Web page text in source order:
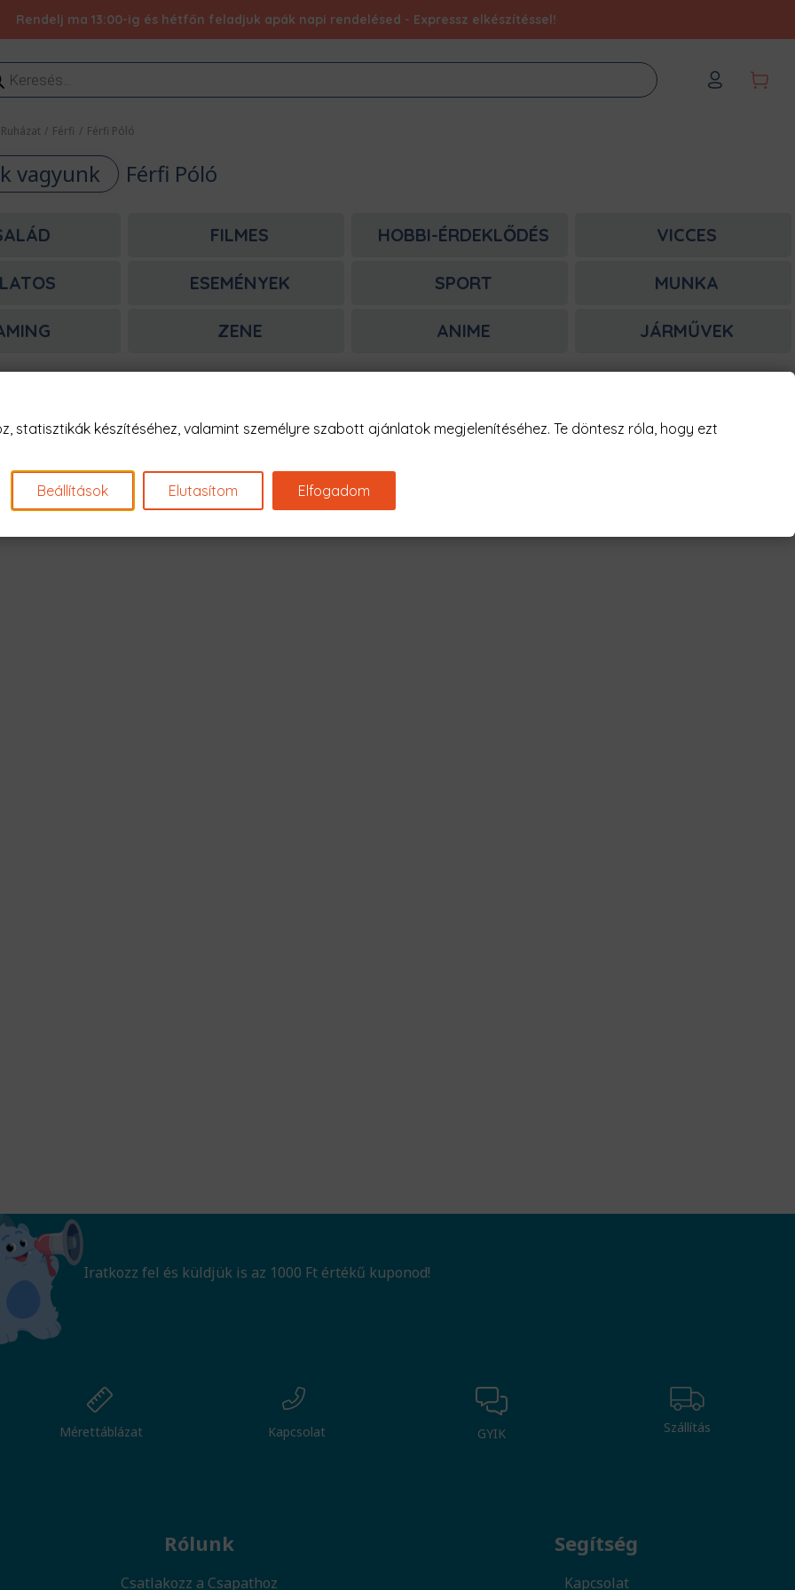
Rendelj ma 13:00-ig és hétfőn feladjuk apák napi rendelésed - Expressz elkészítéssel!
Ruházat / Férfi / Férfi Póló
vagyunk Férfi Póló
FILMES HOBBI-ÉRDEKLŐDÉS VICCES
ESEMÉNYEK SPORT MUNKA
ZENE ANIME JÁRMŰVEK
Nagyon sajnáljuk! 😥
Nincs találat erre: "szépek vagyunk Férfi Póló"
Iratkozz fel és küldjük is az 1000 Ft értékű kuponod!
Mérettáblázat Kapcsolat GYIK Szállítás
Rólunk
Csatlakozz a Csapathoz
Segítség
Kapcsolat
statisztikák készítéséhez, valamint személyre szabott ajánlatok megjelenítéséhez. Te döntesz róla, hogy ezt
Beállítások Elutasítom Elfogadom